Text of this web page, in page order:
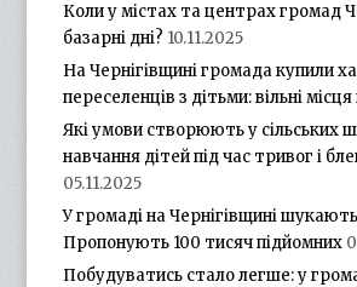
Коли у містах та центрах громад
базарні дні? 10.11.2025
На Чернігівщині громада купили
переселенців з дітьми: вільні
Які умови створюють у сільських
навчання дітей під час тривог і
05.11.2025
У громаді на Чернігівщині
Пропонують 100 тисяч підйомних
Побудуватись стало легше: у